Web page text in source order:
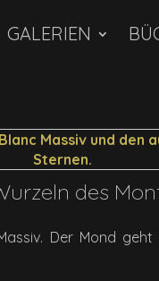
GALERIEN
des
Der Mond